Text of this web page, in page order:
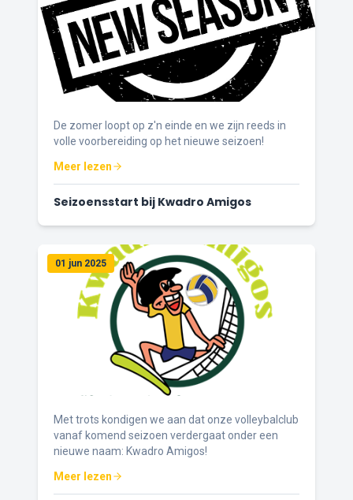
De zomer loopt op z'n einde en we zijn reeds in
volle voorbereiding op het nieuwe seizoen!
Meer lezen
Seizoensstart bij Kwadro Amigos
01 jun 2025
Met trots kondigen we aan dat onze volleybalclub
vanaf komend seizoen verdergaat onder een
nieuwe naam: Kwadro Amigos!
Meer lezen